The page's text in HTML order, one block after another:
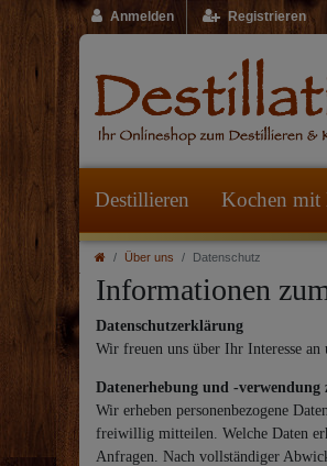
Anmelden Registrieren
Destillieren Kochen mit
Über uns Datenschutz
Informationen
Datenschutzerklärung
Wir freuen uns über Ihr Interesse
Datenerhebung und -
Wir erheben personenbezogene
freiwillig mitteilen. Welche Daten
Anfragen. Nach vollständiger